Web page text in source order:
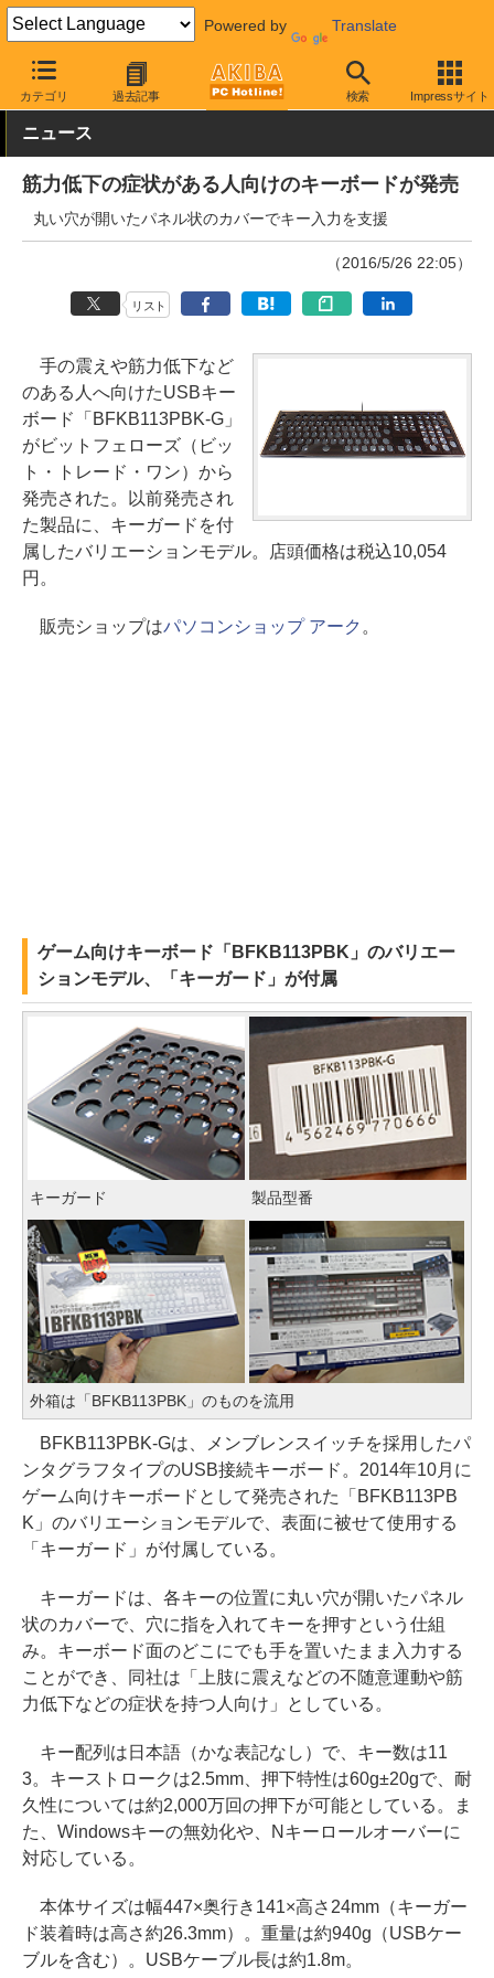
Powered by Translate
カテゴリ 過去記事 検索 Impressサイト
AKIBA PC Hotline! PC周辺機器 キーボード ビット・トレード
ニュース
筋力低下の症状がある人向けのキーボードが発売
丸い穴が開いたパネル状のカバーでキー入力を支援
（2016/5/26 22:05）
リスト
手の震えや筋力低下など
のある人へ向けたUSBキー
ボード「BFKB113PBK-G」
がビットフェローズ（ビッ
ト・トレード・ワン）から
発売された。以前発売され
た製品に、キーガードを付
属したバリエーションモデル。店頭価格は税込10,054
円。
販売ショップはパソコンショップ アーク 。
ゲーム向けキーボード「BFKB113PBK」のバリエー
ションモデル、「キーガード」が付属
キーガード 製品型番
外箱は「BFKB113PBK」のものを流用
BFKB113PBK-Gは、メンブレンスイッチを採用したパ
ンタグラフタイプのUSB接続キーボード。2014年10月に
ゲーム向けキーボードとして発売された「BFKB113PB
K」のバリエーションモデルで、表面に被せて使用する
「キーガード」が付属している。
キーガードは、各キーの位置に丸い穴が開いたパネル
状のカバーで、穴に指を入れてキーを押すという仕組
み。キーボード面のどこにでも手を置いたまま入力する
ことができ、同社は「上肢に震えなどの不随意運動や筋
力低下などの症状を持つ人向け」としている。
キー配列は日本語（かな表記なし）で、キー数は11
3。キーストロークは2.5mm、押下特性は60g±20gで、耐
久性については約2,000万回の押下が可能としている。ま
た、Windowsキーの無効化や、Nキーロールオーバーに
対応している。
本体サイズは幅447×奥行き141×高さ24mm（キーガー
ド装着時は高さ約26.3mm）。重量は約940g（USBケー
ブルを含む）。USBケーブル長は約1.8m。